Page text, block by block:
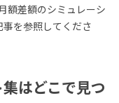
額差額のシミュレーシ
事を参照してくださ
はどこで見つ